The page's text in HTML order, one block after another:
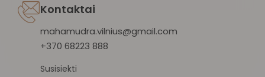
Kontaktai
mahamudra.vilnius@gmail.com
+370 68223 888
Susisiekti